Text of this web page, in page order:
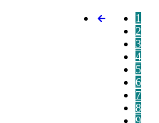
1
2
3
4
5
6
7
8
9